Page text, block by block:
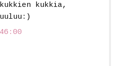
kukkia,